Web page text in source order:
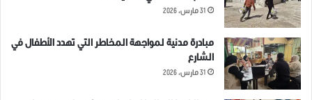
31 مارس، 2026
مبادرة مدنية لمواجهة المخاطر التي تهدد الأطفال في
الشارع
31 مارس، 2026